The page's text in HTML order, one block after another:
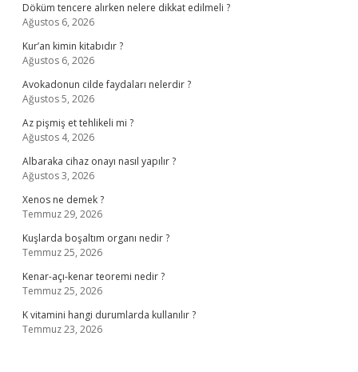
Döküm tencere alırken nelere dikkat edilmeli ?
Ağustos 6, 2026
Kur’an kimin kitabıdır ?
Ağustos 6, 2026
Avokadonun cilde faydaları nelerdir ?
Ağustos 5, 2026
Az pişmiş et tehlikeli mi ?
Ağustos 4, 2026
Albaraka cihaz onayı nasıl yapılır ?
Ağustos 3, 2026
Xenos ne demek ?
Temmuz 29, 2026
Kuşlarda boşaltım organı nedir ?
Temmuz 25, 2026
Kenar-açı-kenar teoremi nedir ?
Temmuz 25, 2026
K vitamini hangi durumlarda kullanılır ?
Temmuz 23, 2026